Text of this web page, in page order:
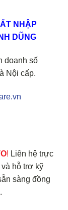
NHẬP
DŨNG
doanh số
Nội cấp.
! Liên hệ trực
hỗ trợ kỹ
sàng đồng